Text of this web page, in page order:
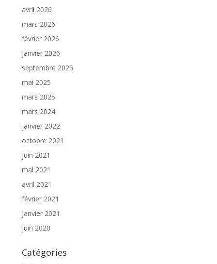
avril 2026
mars 2026
février 2026
janvier 2026
septembre 2025
mai 2025
mars 2025
mars 2024
janvier 2022
octobre 2021
juin 2021
mai 2021
avril 2021
février 2021
janvier 2021
juin 2020
Catégories